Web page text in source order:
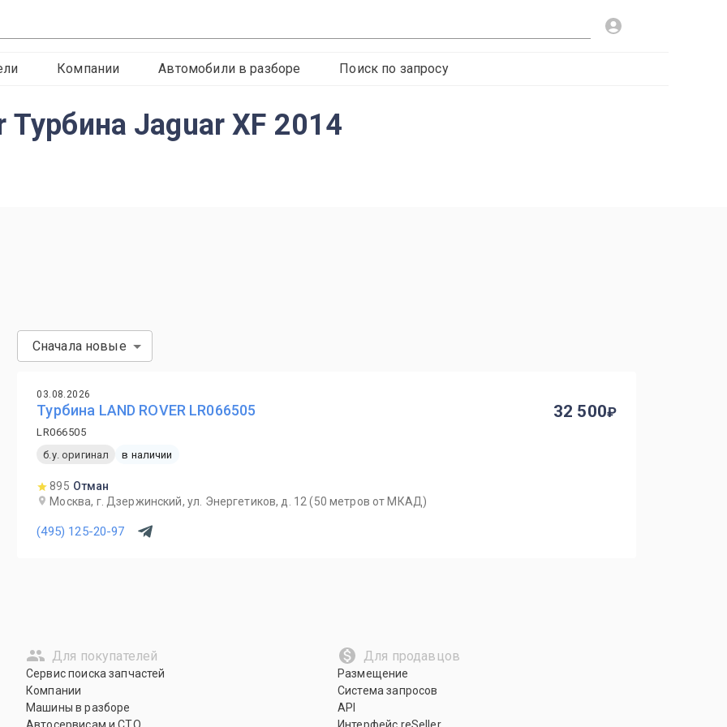
Компании Автомобили в разборе Поиск по запросу
Турбина Jaguar XF 2014
Сначала новые
03.08.2026
Турбина LAND ROVER LR066505
LR066505
б.у. оригинал
в наличии
895 Отман
Москва, г. Дзержинский, ул. Энергетиков, д. 12 (50 метров от МКАД)
(495) 125-20-97
32 500
Для покупателей
Сервис поиска запчастей
Компании
Машины в разборе
Для продавцов
Размещение
Система запросов
API